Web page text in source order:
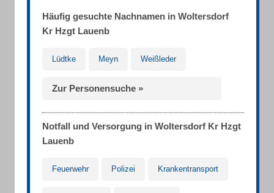
Häufig gesuchte Nachnamen in Woltersdorf
Kr Hzgt Lauenb
Lüdtke Meyn Weißleder
Zur Personensuche »
Notfall und Versorgung in Woltersdorf Kr Hzgt
Lauenb
Feuerwehr Polizei Krankentransport